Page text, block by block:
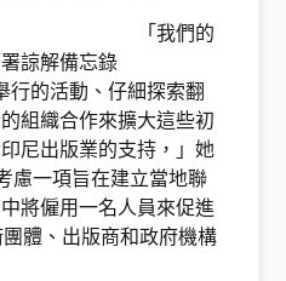
「我們的
諒解備忘錄
行的活動、仔細探索翻
組織合作來擴大這些初
尼出版業的支持，」她
慮一項旨在建立當地聯
將僱用一名人員來促進
體、出版商和政府機構